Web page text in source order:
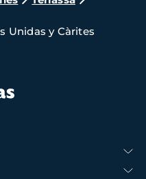
Unidas y Càrites